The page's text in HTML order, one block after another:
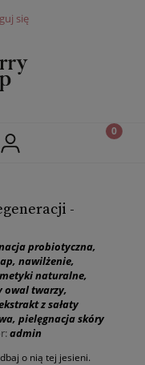
się
-
probiotyczna,
, nawilżenie,
naturalne,
owal twarzy,
z sałaty
, pielęgnacja skóry
admin
o nią tej jesieni.